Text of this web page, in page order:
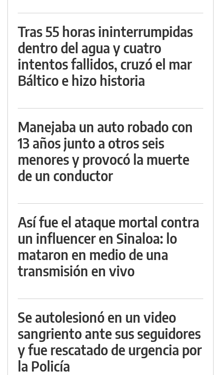
Tras 55 horas ininterrumpidas
dentro del agua y cuatro
intentos fallidos, cruzó el mar
Báltico e hizo historia
Manejaba un auto robado con
13 años junto a otros seis
menores y provocó la muerte
de un conductor
Así fue el ataque mortal contra
un influencer en Sinaloa: lo
mataron en medio de una
transmisión en vivo
Se autolesionó en un video
sangriento ante sus seguidores
y fue rescatado de urgencia por
la Policía